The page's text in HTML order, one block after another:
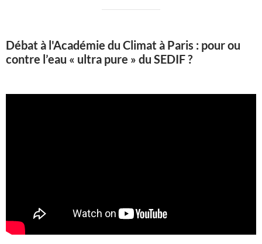
Débat à l'Académie du Climat à Paris : pour ou
contre l’eau « ultra pure » du SEDIF ?